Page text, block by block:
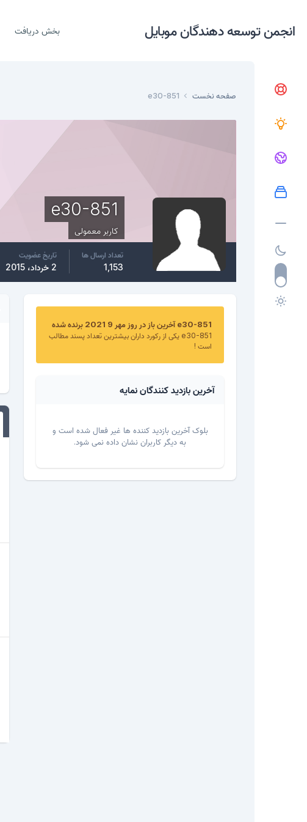
انجمن توسعه دهندگان موبایل بخش دریافت
صفحه نخست e30-851
e30-851
کاربر معمولی
تعداد ارسال ها
1,153
تاریخ عضویت
2 خرداد، 2015
e30-851 آخرین باز در روز مهر 9 2021 برنده شده
e30-851 یکی از رکورد داران بیشترین تعداد پسند مطالب
است !
آخرین بازدید کنندگان نمایه
بلوک آخرین بازدید کننده ها غیر فعال شده است و
به دیگر کاربران نشان داده نمی شود.